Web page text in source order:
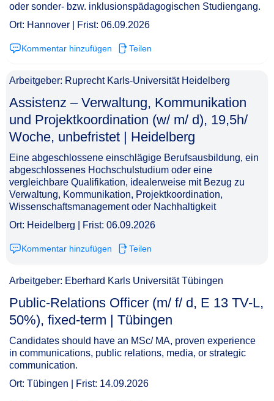
oder sonder- bzw. inklusionspädagogischen Studiengang.
Ort: Hannover | Frist: 06.09.2026
Kommentar hinzufügen Teilen
Arbeitgeber: Ruprecht Karls-Universität Heidelberg
Assistenz – Verwaltung, Kommunikation
und Projektkoordination (w/ m/ d), 19,5h/
Woche, unbefristet | Heidelberg​‌‌‌‌​‌​‌‌‌‌​‌‌​‌​​
Eine abgeschlossene einschlägige Berufsausbildung, ein
abgeschlossenes Hochschulstudium oder eine
vergleichbare Qualifikation, idealerweise mit Bezug zu
Verwaltung, Kommunikation, Projektkoordination,
Wissenschaftsmanagement oder Nachhaltigkeit
Ort: Heidelberg | Frist: 06.09.2026
Kommentar hinzufügen Teilen
Arbeitgeber: Eberhard Karls Universität Tübingen
Public-Relations Officer (m/ f/ d, E 13 TV-L,
50%), fixed-term | Tübingen​‌‌‌‌​‌​‌‌‌‌​‌‌​​‌‌
Candidates should have an MSc/ MA, proven experience
in communications, public relations, media, or strategic
communication.
Ort: Tübingen | Frist: 14.09.2026